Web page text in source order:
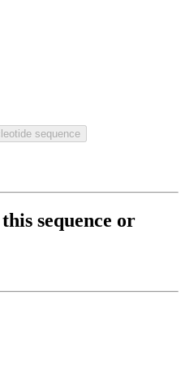
sequence
sequence or